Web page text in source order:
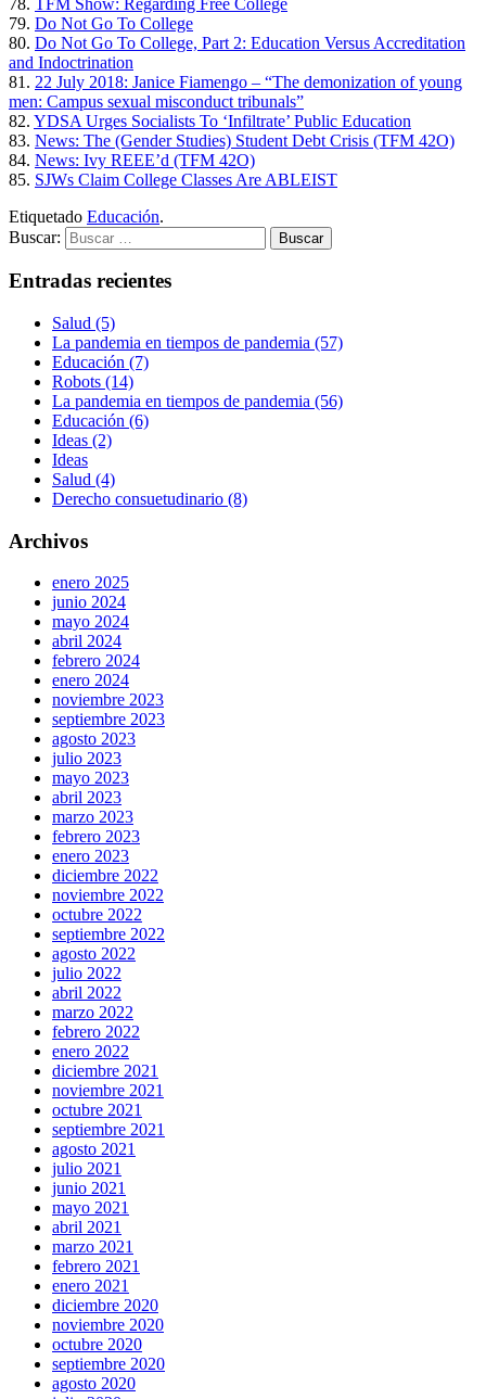
79. Do Not Go To College
80. Do Not Go To College, Part 2: Education Versus Accreditation
and Indoctrination
81. 22 July 2018: Janice Fiamengo – “The demonization of young
men: Campus sexual misconduct tribunals”
82. YDSA Urges Socialists To ‘Infiltrate’ Public Education
83. News: The (Gender Studies) Student Debt Crisis (TFM 42O)
84. News: Ivy REEE’d (TFM 42O)
85. SJWs Claim College Classes Are ABLEIST
Etiquetado Educación.
Buscar:
Entradas recientes
Salud (5)
La pandemia en tiempos de pandemia (57)
Educación (7)
Robots (14)
La pandemia en tiempos de pandemia (56)
Educación (6)
Ideas (2)
Ideas
Salud (4)
Derecho consuetudinario (8)
Archivos
enero 2025
junio 2024
mayo 2024
abril 2024
febrero 2024
enero 2024
noviembre 2023
septiembre 2023
agosto 2023
julio 2023
mayo 2023
abril 2023
marzo 2023
febrero 2023
enero 2023
diciembre 2022
noviembre 2022
octubre 2022
septiembre 2022
agosto 2022
julio 2022
abril 2022
marzo 2022
febrero 2022
enero 2022
diciembre 2021
noviembre 2021
octubre 2021
septiembre 2021
agosto 2021
julio 2021
junio 2021
mayo 2021
abril 2021
marzo 2021
febrero 2021
enero 2021
diciembre 2020
noviembre 2020
octubre 2020
septiembre 2020
agosto 2020